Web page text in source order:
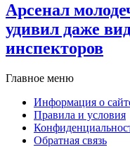
Арсенал
удивил даже
инспекторов
Главное меню
Информация о
Правила и условия
Обратная связь